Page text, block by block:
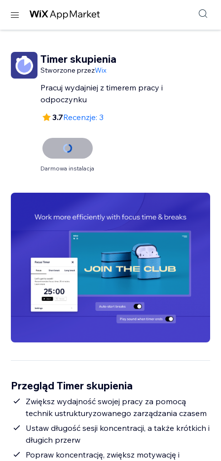
Timer skupienia
Stworzone przezWix
Pracuj wydajniej z timerem pracy i
odpoczynku
3.7Recenzje: 3
Darmowa instalacja
Przegląd Timer skupienia
Zwiększ wydajność swojej pracy za pomocą
technik ustrukturyzowanego zarządzania czasem
Ustaw długość sesji koncentracji, a także krótkich i
długich przerw
Popraw koncentrację, zwiększ motywację i